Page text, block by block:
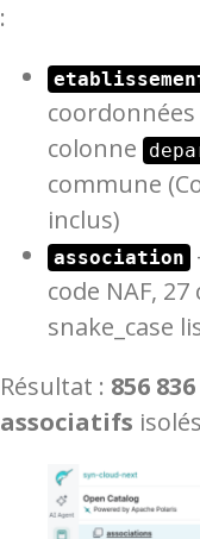
:
colonne
commune
inclus)
association
code NAF,
snake_case
Résultat : 856
associatifs